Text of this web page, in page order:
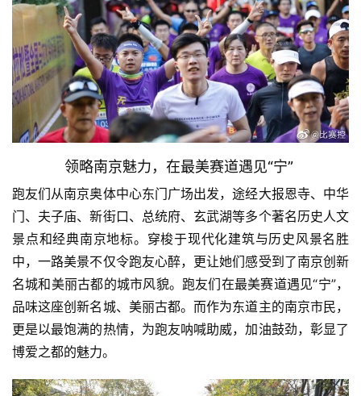
领略南京魅力，在最美赛道遇见“宁”
跑友们从南京奥体中心东门广场出发，途经大报恩寺、中华
门、夫子庙、新街口、总统府、玄武湖等多个著名历史人文
景点和经典南京地标。穿梭于现代化建筑与历史风景名胜
中，一路美景不仅令跑友心醉，更让她们感受到了南京创新
名城和美丽古都的城市风貌。跑友们在最美赛道遇见“宁”，
品味这座创新名城、美丽古都。而作为东道主的南京市民，
更是以最饱满的热情，为跑友呐喊助威，加油鼓劲，彰显了
博爱之都的魅力。